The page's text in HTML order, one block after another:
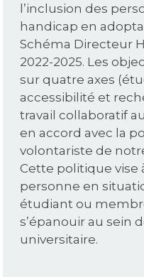
l’inclusion des
handicap en
Schéma Directeur
2022-2025. Les
sur quatre axes
accessibilité et
travail collaboratif
en accord avec la
volontariste de
Cette politique vise
personne en
étudiant ou
s’épanouir au sein
universitaire.